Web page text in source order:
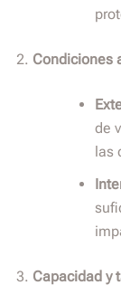
Condiciones
de
las
Capacidad y